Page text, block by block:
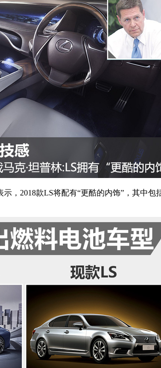
，2018款LS将配有“更酷的内饰”，其中